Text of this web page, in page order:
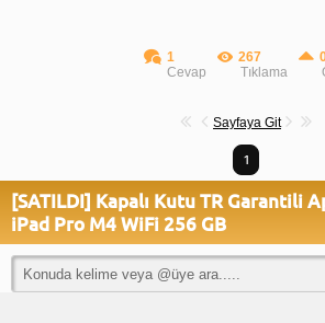
1
Cevap
267
Tıklama
Sayfaya Git
1
[SATILDI] Kapalı Kutu TR Garantili
iPad Pro M4 WiFi 256 GB